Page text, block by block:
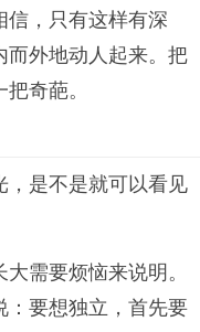
，只有这样有深
而外地动人起来。把
奇葩。
是不是就可以看见
需要烦恼来说明。
：要想独立，首先要